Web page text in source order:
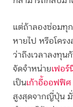
แต่ถ้าลองซ่อมทุ
หายไป หรือโคร
ว่าถึงเวลาลงทุน
จัดจำหน่ายเฟอร์
เป็นเก้าอี้ออฟฟิศ
สูงสุดจากญี่ปุ่น มั่